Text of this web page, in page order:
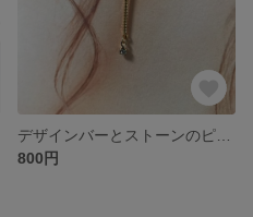
800円